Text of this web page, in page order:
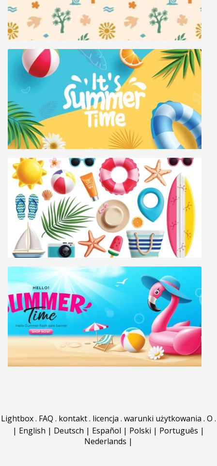
Lightbox. FAQ . kontakt. licencja . warunki użytkowania . O .
| English | Deutsch | Español | Polski | Português |
Nederlands |